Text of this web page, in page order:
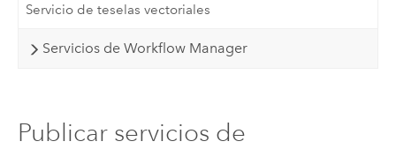
Servicio de teselas vectoriales
Servicios de Workflow Manager
Publicar servicios de